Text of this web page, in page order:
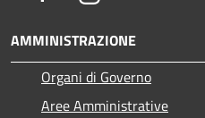
AMMINISTRAZIONE
Organi di Governo
Aree Amministrative